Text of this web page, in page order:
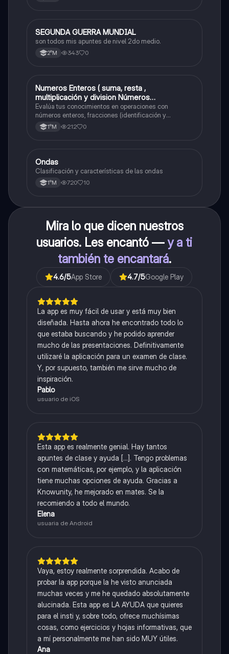
Historia
SEGUNDA GUERRA MUNDIAL
son todos mis apuntes de nivel 2do medio.
2°M 343 0
Matemáticas
Numeros Enteros ( suma, resta ,
multiplicación y division Números
Fraccionarios si es Propia o Impropia o mixto
( suma , resta , multiplicación y división)
Porcentaje ( fracción, porcentual y decimal).
Evalúa tus conocimientos en operaciones con
números enteros, fracciones (identificación y
operaciones) y conversiones de porcentajes (fracción,
decimal y viceversa).
1°M 212 0
Física
Ondas
Clasificación y características de las ondas
1°M 720 10
Mira lo que dicen nuestros
usuarios. Les encantó —y a ti
también te encantará.
4.6/5App Store 4.7/5Google Play
La app es muy fácil de usar y está muy bien
diseñada. Hasta ahora he encontrado todo lo
que estaba buscando y he podido aprender
mucho de las presentaciones. Definitivamente
utilizaré la aplicación para un examen de clase.
Y, por supuesto, también me sirve mucho de
inspiración.
Pablo
usuario de iOS
Esta app es realmente genial. Hay tantos
apuntes de clase y ayuda [...]. Tengo problemas
con matemáticas, por ejemplo, y la aplicación
tiene muchas opciones de ayuda. Gracias a
Knowunity, he mejorado en mates. Se la
recomiendo a todo el mundo.
Elena
usuaria de Android
Vaya, estoy realmente sorprendida. Acabo de
probar la app porque la he visto anunciada
muchas veces y me he quedado absolutamente
alucinada. Esta app es LA AYUDA que quieres
para el insti y, sobre todo, ofrece muchísimas
cosas, como ejercicios y hojas informativas, que
a mí personalmente me han sido MUY útiles.
Ana